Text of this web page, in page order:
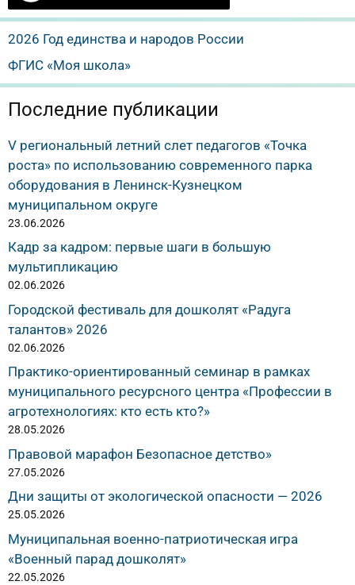
2026 Год единства и народов России
ФГИС «Моя школа»
Последние публикации
V региональный летний слет педагогов «Точка
роста» по использованию современного парка
оборудования в Ленинск-Кузнецком
муниципальном округе
23.06.2026
Кадр за кадром: первые шаги в большую
мультипликацию
02.06.2026
Городской фестиваль для дошколят «Радуга
талантов» 2026
02.06.2026
Практико-ориентированный семинар в рамках
муниципального ресурсного центра «Профессии в
агротехнологиях: кто есть кто?»
28.05.2026
Правовой марафон Безопасное детство»
27.05.2026
Дни защиты от экологической опасности — 2026
25.05.2026
Муниципальная военно-патриотическая игра
«Военный парад дошколят»
22.05.2026